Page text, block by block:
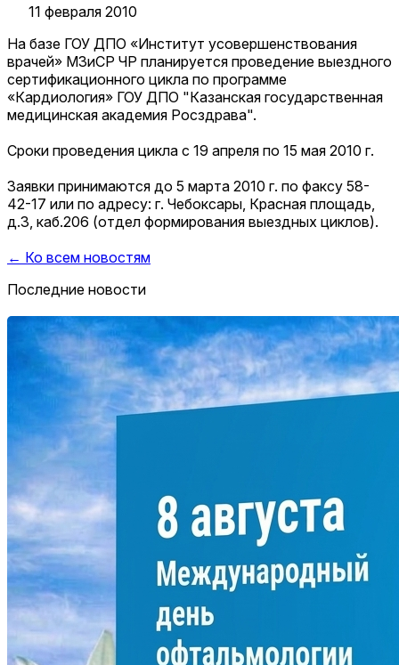
11 февраля 2010
На базе ГОУ ДПО «Институт усовершенствования
врачей» МЗиСР ЧР планируется проведение выездного
сертификационного цикла по программе
«Кардиология» ГОУ ДПО "Казанская государственная
медицинская академия Росздрава".
Сроки проведения цикла с 19 апреля по 15 мая 2010 г.
Заявки принимаются до 5 марта 2010 г. по факсу 58-
42-17 или по адресу: г. Чебоксары, Красная площадь,
д.3, каб.206 (отдел формирования выездных циклов).
← Ко всем новостям
Последние новости